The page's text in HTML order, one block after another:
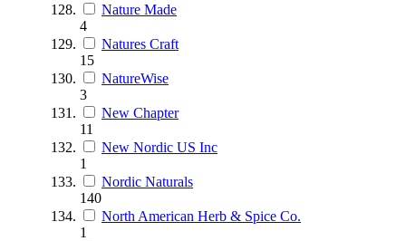
Nature Made
4
Natures Craft
15
NatureWise
3
New Chapter
11
New Nordic US Inc
1
Nordic Naturals
140
North American Herb & Spice Co.
1